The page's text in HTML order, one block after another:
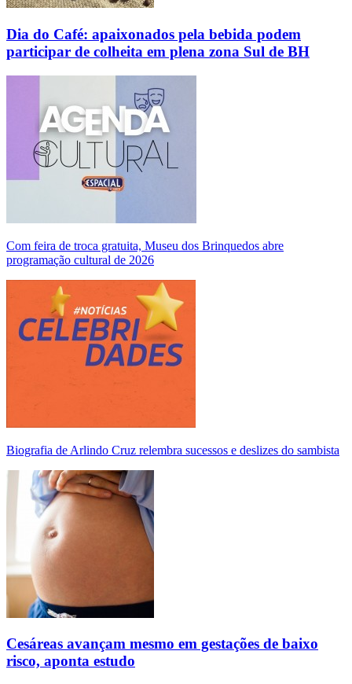
Dia do Café: apaixonados pela bebida podem
participar de colheita em plena zona Sul de BH
Com feira de troca gratuita, Museu dos Brinquedos abre
programação cultural de 2026
Biografia de Arlindo Cruz relembra sucessos e deslizes do sambista
Cesáreas avançam mesmo em gestações de baixo
risco, aponta estudo